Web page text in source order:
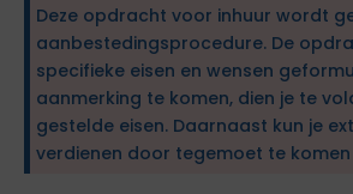
Deze opdracht voor inhuur wordt
aanbestedingsprocedure. De
specifieke eisen en wensen
aanmerking te komen, dien je te
gestelde eisen. Daarnaast kun je
verdienen door tegemoet te